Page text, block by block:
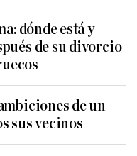
dónde está y
de su divorcio
de un
sus vecinos